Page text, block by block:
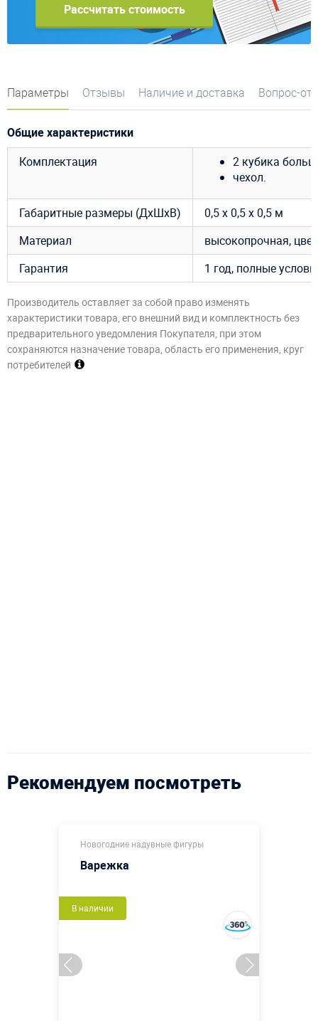
Рассчитать стоимость
Параметры Отзывы Наличие и доставка Вопрос-
Общие характеристики
Комплектация
2 кубика
чехол.
Габаритные размеры (ДхШхВ)
0,5 х 0,5 х 0,5 м
Материал
высокопрочная,
Гарантия
1 год, полные
Производитель оставляет за собой право изменять
характеристики товара, его внешний вид и комплектность без
предварительного уведомления Покупателя, при этом
сохраняются назначение товара, область его применения, круг
потребителей
Рекомендуем посмотреть
Новогодние надувные фигуры
Варежка
В наличии